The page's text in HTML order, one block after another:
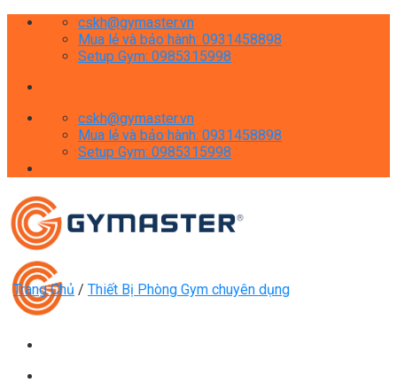
Skip
cskh@gymaster.vn
Mua lẻ và bảo hành: 0931458898
Setup Gym: 0985315998
cskh@gymaster.vn
Mua lẻ và bảo hành: 0931458898
Setup Gym: 0985315998
Trang Chủ / Thiết Bị Phòng Gym chuyên dụng